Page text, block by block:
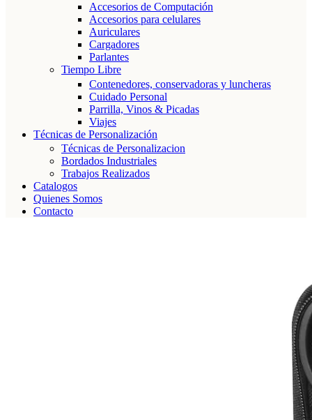
Accesorios de Computación
Accesorios para celulares
Auriculares
Cargadores
Parlantes
Tiempo Libre
Contenedores, conservadoras y luncheras
Cuidado Personal
Parrilla, Vinos & Picadas
Viajes
Técnicas de Personalización
Técnicas de Personalizacion
Bordados Industriales
Trabajos Realizados
Catalogos
Quienes Somos
Contacto